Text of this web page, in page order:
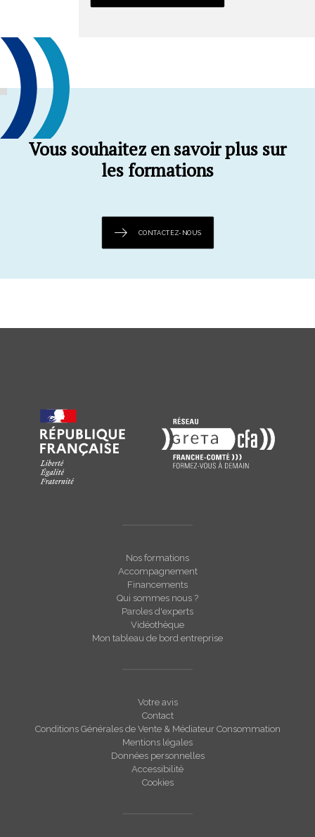
Vous souhaitez en savoir plus sur
les formations
CONTACTEZ-NOUS
Nos formations
Accompagnement
Financements
Qui sommes nous ?
Paroles d'experts
Vidéothèque
Mon tableau de bord entreprise
Votre avis
Contact
Conditions Générales de Vente & Médiateur Consommation
Mentions légales
Données personnelles
Accessibilité
Cookies